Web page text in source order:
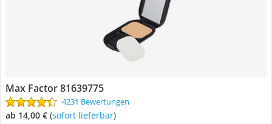
Max Factor 81639775
4231 Bewertungen
ab 14,00 € ( Sofort lieferbar)